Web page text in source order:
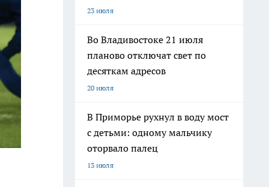
23 июля
Во Владивостоке 21 июля
планово отключат свет по
десяткам адресов
20 июля
В Приморье рухнул в воду мост
с детьми: одному мальчику
оторвало палец
13 июля